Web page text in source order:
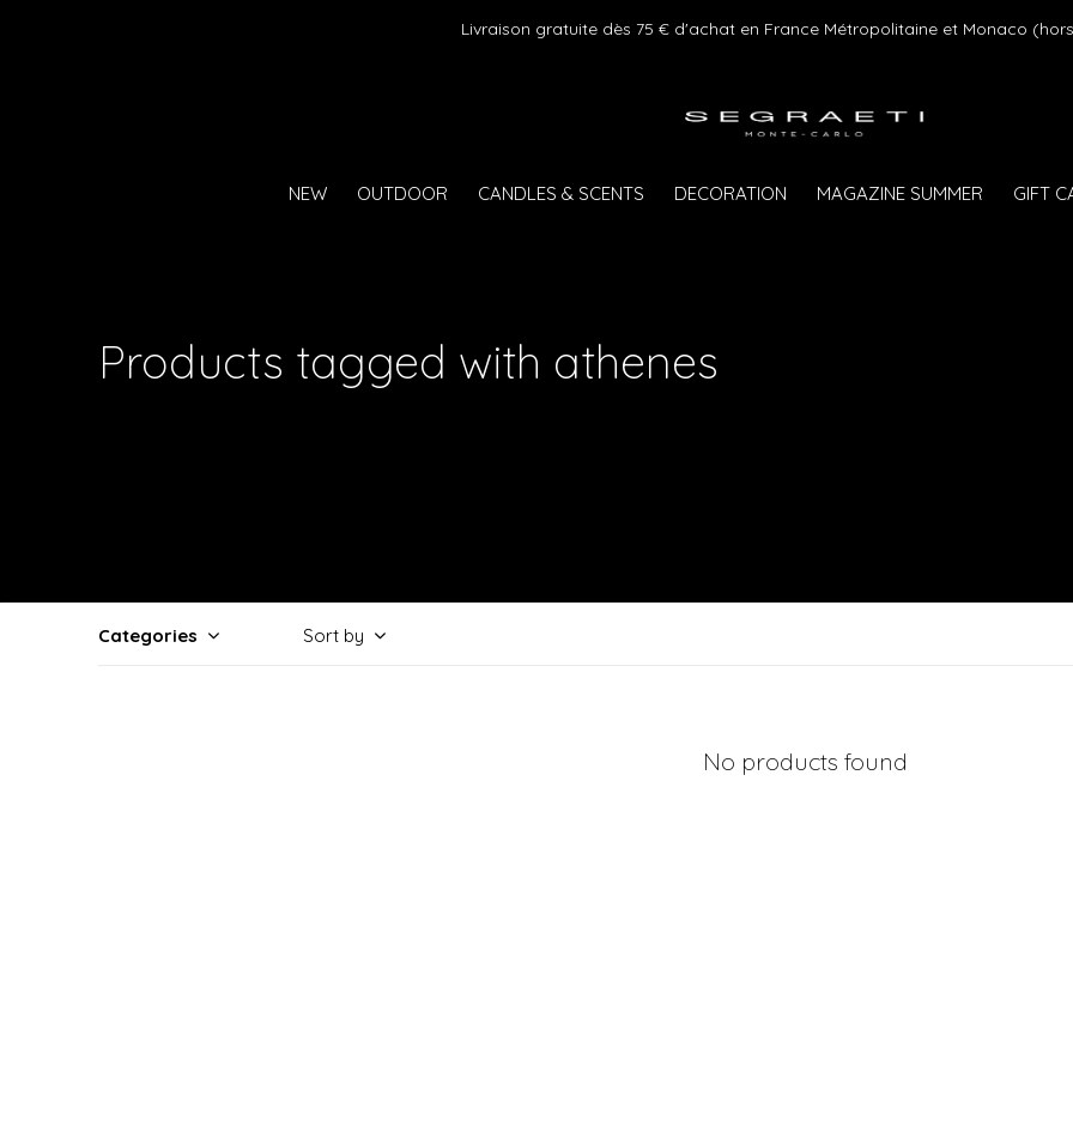
NEW OUTDOOR CANDLES & SCENTS DECORATION MAGAZINE SUMMER GIFT
Livraison gratuite dès 75 € d'achat en France Métropolitaine et Monaco
Products tagged with athenes
Categories Sort by
No products found